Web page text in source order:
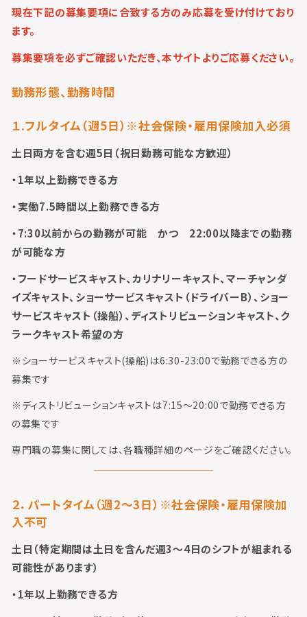
現在下記の募集要項に合致する方のみ応募を受け付けており
ます。
募集要項を必ずご確認いただき、本サイトよりご応募ください。
勤務形態、勤務時間
１.フルタイム（週5日）※社会保険・雇用保険加入必須
土日両方を含む週5日 （祝日勤務可能な方歓迎）
・1年以上勤務できる方
・実働7.5時間以上勤務できる方
・7:30以前からの勤務が可能 かつ 22:00以降までの勤務
が可能な方
・フードサービスキャスト、カリナリーキャスト、マーチャンダ
イズキャスト、ショーサービスキャスト（ドライバーB）、ショー
サービスキャスト（操船）、ディストリビューションキャスト、ク
ラークキャスト希望の方
※ショーサービスキャスト(操船)は6:30-23:00で勤務できる方の
募集です
※ディストリビューションキャストは7:15～20:00で勤務できる方
の募集です
専門職の募集に関しては、各職種詳細のページをご確認ください。
２．パートタイム（週2～3日） ※社会保険・雇用保険加
入不可
土日（特定期間は土日を含んだ週3～4日のシフトが組まれる
可能性があります）
・1年以上勤務できる方